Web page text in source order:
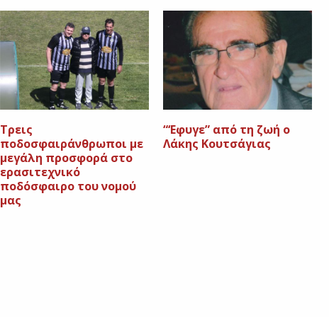
Τρεις
ποδοσφαιράνθρωποι με
μεγάλη προσφορά στο
ερασιτεχνικό
ποδόσφαιρο του νομού
μας
“‘Εφυγε” από τη ζωή ο
Λάκης Κουτσάγιας